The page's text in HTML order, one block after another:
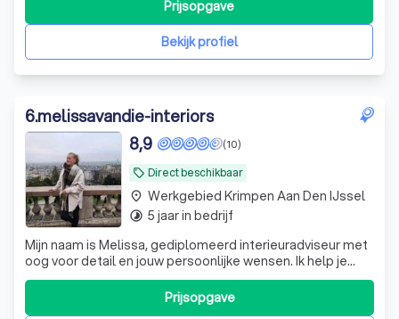
of een mooi kussen op de bank in de juiste kleuren, alles
Bekijk profiel
Prijsopgave
6.melissavandie-interiors
local_offer Direct beschikbaar
(10)
8,9
Mijn naam is Melissa, gediplomeerd interieuradviseur met
oog voor detail en jouw persoonlijke wensen. Ik help je
graag bij het creëren van een stijlvol en comfortabel
interieur wat echt eigen voelt.
Prijsopgave
place Werkgebied Krimpen Aan Den IJssel
timelapse 5 jaar in bedrijf